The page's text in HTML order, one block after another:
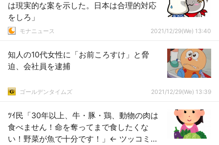
は現実的な案を示した。日本は合理的対応
をしろ」
モナニュース 2021/12/29(We) 13:40
知人の10代女性に「お前ころすけ」と脅
迫、会社員を逮捕
ゴールデンタイムズ 2021/12/29(We) 13:39
ﾂｲ民「30年以上、牛・豚・鶏、動物の肉は
食べません！命を奪ってまで食したくな
い！野菜が魚で十分です！」← ツッコミ殺